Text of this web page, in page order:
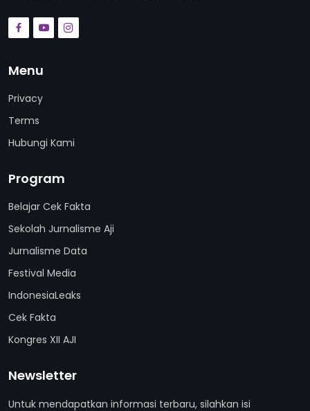
Menu
Privacy
Terms
Hubungi Kami
Program
Belajar Cek Fakta
Sekolah Jurnalisme Aji
Jurnalisme Data
Festival Media
IndonesiaLeaks
Cek Fakta
Kongres XII AJI
Newsletter
Untuk mendapatkan informasi terbaru, silahkan isi